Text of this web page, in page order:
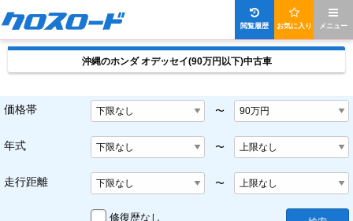
メニュー
お気に入り
閲覧履歴
沖縄のホンダ オデッセイ(90万円以下)中古車
価格帯 〜
年式 〜
走行距離 〜
修復歴なし